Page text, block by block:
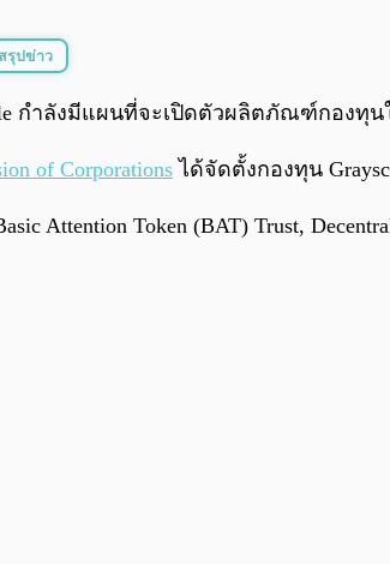
รุปข่าว
กำลังมีแผนที่จะเปิดตัวผลิตภัณฑ์กองทุ
of Corporations ได้จัดตั้งกองทุน
Token (BAT) Trust,